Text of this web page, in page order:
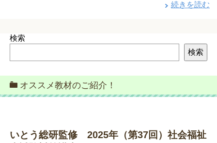
続きを読む
検索
検索
オススメ教材のご紹介！
いとう総研監修 2025年（第37回）社会福祉